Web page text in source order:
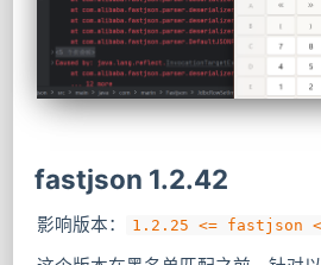
fastjson 1.2.42
影响版本： 1.2.25 <= fastjson